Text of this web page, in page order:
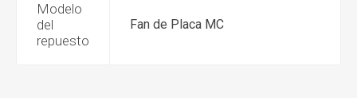
Modelo
del
repuesto
Fan de Placa MC